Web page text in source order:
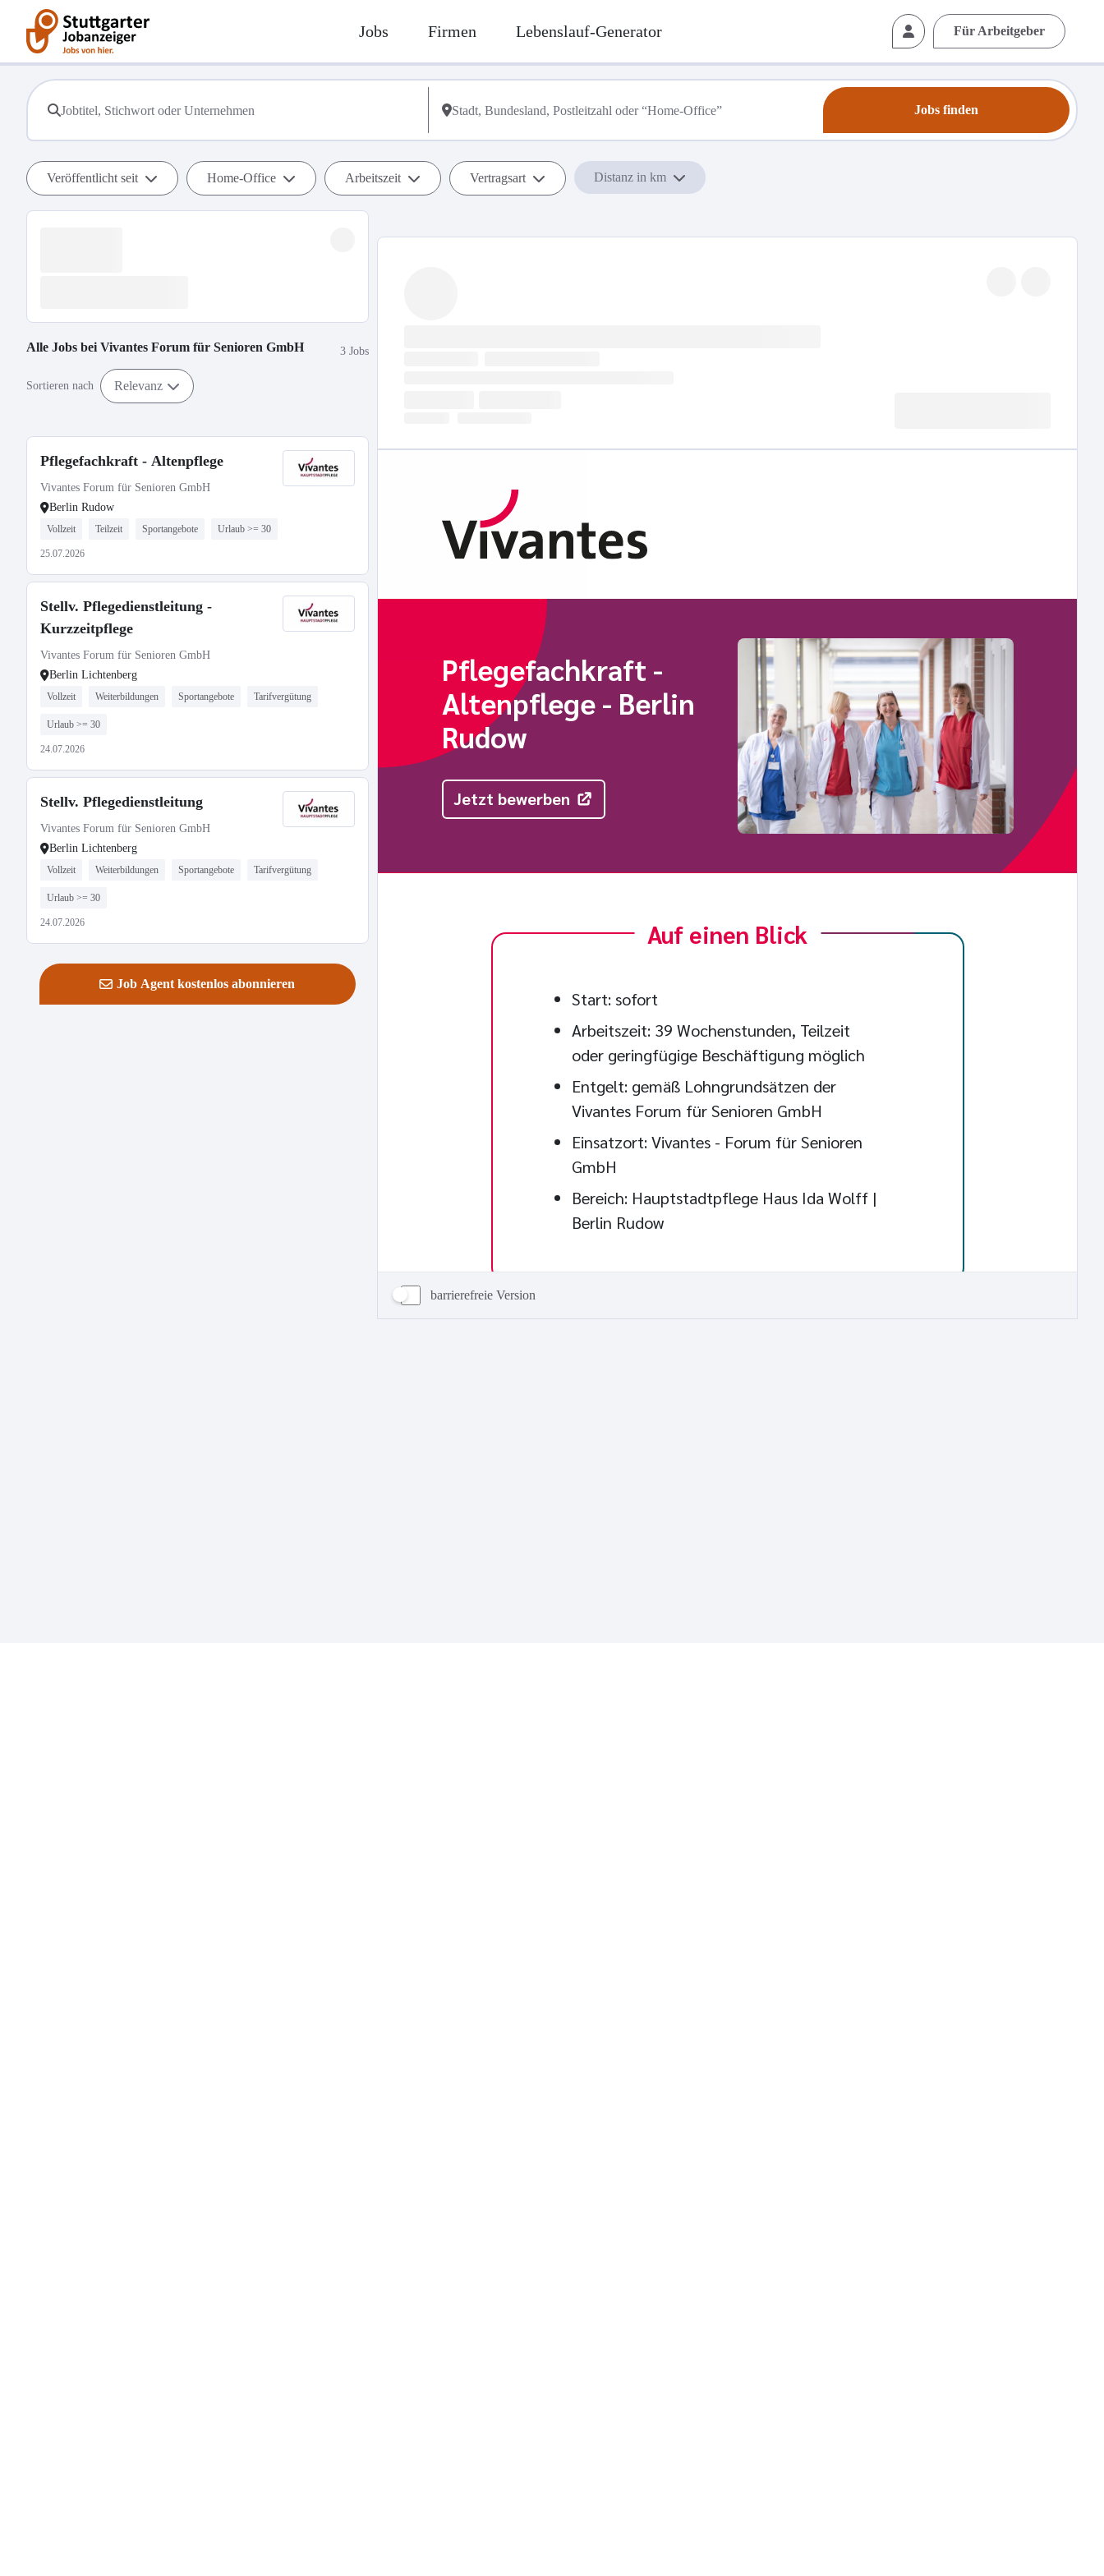
Jobs Firmen Lebenslauf-Generator Für Arbeitgeber
Jobs finden
Veröffentlicht seit Home-Office Arbeitszeit Vertragsart Distanz in km
Alle Jobs bei Vivantes Forum für Senioren GmbH 3 Jobs
Sortieren nach Relevanz
Pflegefachkraft - Altenpflege
Vivantes Forum für Senioren GmbH
Berlin Rudow
Vollzeit Teilzeit Sportangebote Urlaub >= 30
25.07.2026
Stellv. Pflegedienstleitung -
Kurzzeitpflege
Vivantes Forum für Senioren GmbH
Berlin Lichtenberg
Vollzeit Weiterbildungen Sportangebote Tarifvergütung
Urlaub >= 30
24.07.2026
Stellv. Pflegedienstleitung
Vivantes Forum für Senioren GmbH
Berlin Lichtenberg
Vollzeit Weiterbildungen Sportangebote Tarifvergütung
Urlaub >= 30
24.07.2026
Job Agent kostenlos abonnieren
barrierefreie Version